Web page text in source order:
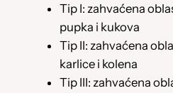
Tip I: zahvaćena
pupka i kukova
Tip II: zahvaćena
karlice i kolena
Tip III: zahvaćena